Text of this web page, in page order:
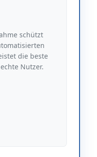
schützt
die beste
Nutzer.